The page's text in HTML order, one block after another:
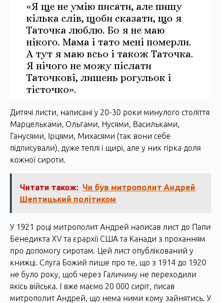
«Я ще не умію писати, але пишу
кілька слів, щоби сказати, що я
Таточка люблю. Бо я не маю
нікого. Мама і тато мені померли.
А тут я маю всьо і також Таточка.
Я нічого не можу післати
Таточкові, лишень рогульок і
тісточко».
Дитячі листи, написані у 20-30 роки минулого століття
Марцельками, Ольгами, Нусями, Васильками,
Ганусями, Ірцями, Михасями (так вони себе
підписували), дуже теплі і щирі, але у них гірка доля
кожної сироти.
Читати також: Чи був митрополит Андрей
Шептицький політиком
У 1921 році митрополит Андрей написав лист до Папи
Бенедикта XV та єрархії США та Канади з проханням
про допомогу сиротам. Цей лист опублікований у
книжці. Слуга Божий пише про те, що з 1914 до 1920
не було року, щоб через Галичину не переходили
якісь війська. І вже маємо 20 000 сиріт, писав
митрополит Андрей, що нема ними кому зайнятись. У